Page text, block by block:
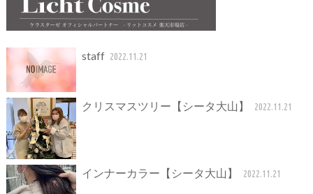
staff 2022.11.21
クリスマスツリー【シータ大山】 2022.11.21
インナーカラー【シータ大山】 2022.11.21